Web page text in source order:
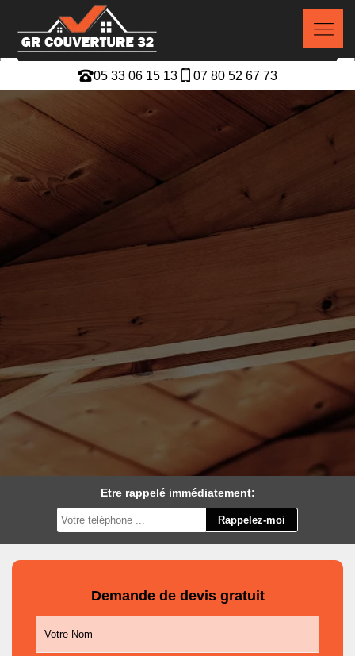
05 33 06 15 13 07 80 52 67 73
Etre rappelé immédiatement:
Demande de devis gratuit